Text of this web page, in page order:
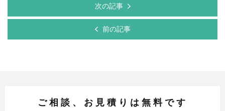
次の記事
前の記事
ご相談、お見積りは無料です